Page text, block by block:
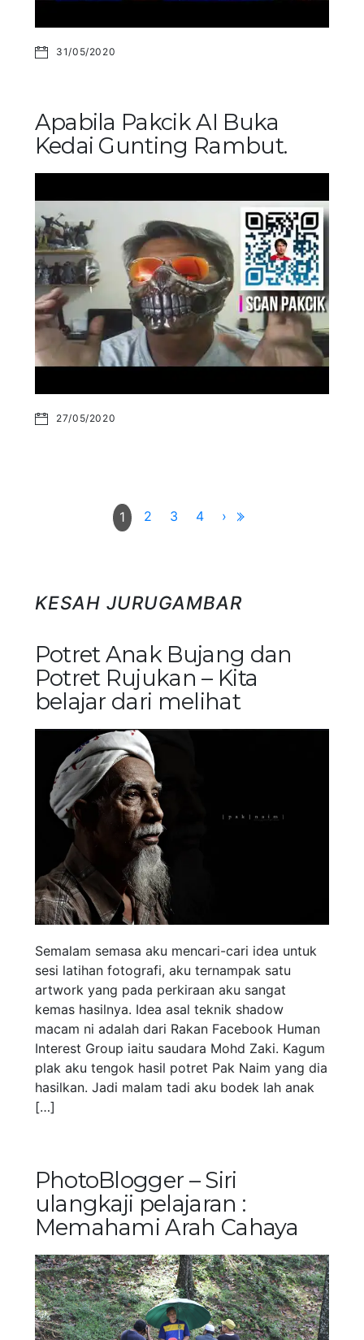
31/05/2020
Apabila Pakcik AI Buka
Kedai Gunting Rambut.
27/05/2020
1 2 3 4 ›
KESAH JURUGAMBAR
Potret Anak Bujang dan
Potret Rujukan – Kita
belajar dari melihat
Semalam semasa aku mencari-cari idea untuk
sesi latihan fotografi, aku ternampak satu
artwork yang pada perkiraan aku sangat
kemas hasilnya. Idea asal teknik shadow
macam ni adalah dari Rakan Facebook Human
Interest Group iaitu saudara Mohd Zaki. Kagum
plak aku tengok hasil potret Pak Naim yang dia
hasilkan. Jadi malam tadi aku bodek lah anak
[…]
PhotoBlogger – Siri
ulangkaji pelajaran :
Memahami Arah Cahaya